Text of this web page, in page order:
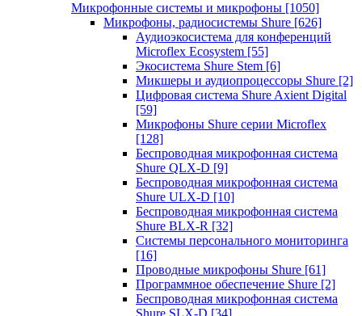
Микрофонные системы и микрофоны [1050]
Микрофоны, радиосистемы Shure [626]
Аудиоэкосистема для конференций
Microflex Ecosystem [55]
Экосистема Shure Stem [6]
Микшеры и аудиопроцессоры Shure [2]
Цифровая система Shure Axient Digital
[59]
Микрофоны Shure серии Microflex
[128]
Беспроводная микрофонная система
Shure QLX-D [9]
Беспроводная микрофонная система
Shure ULX-D [10]
Беспроводная микрофонная система
Shure BLX-R [32]
Системы персонального мониторинга
[16]
Проводные микрофоны Shure [61]
Программное обеспечение Shure [2]
Беспроводная микрофонная система
Shure SLX-D [34]